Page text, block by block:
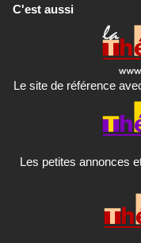
C'est aussi
Le site de référence
Les petites annonces